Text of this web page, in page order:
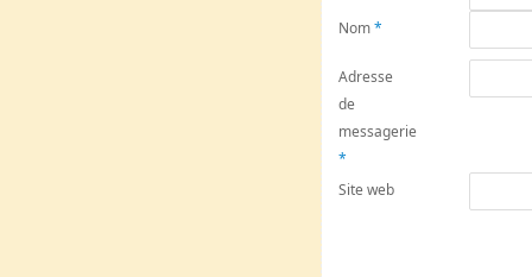
Nom*
Adresse
de
messagerie
*
Site web